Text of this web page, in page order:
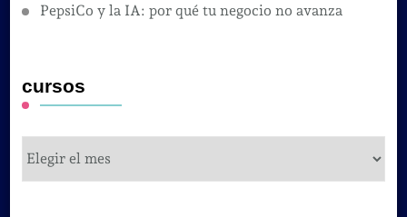
PepsiCo y la IA: por qué tu negocio no avanza
cursos